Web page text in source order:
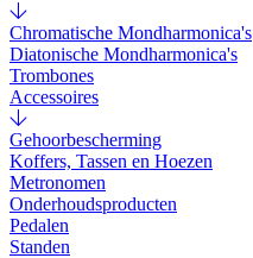
Chromatische Mondharmonica's
Diatonische Mondharmonica's
Trombones
Accessoires
Gehoorbescherming
Koffers, Tassen en Hoezen
Metronomen
Onderhoudsproducten
Pedalen
Standen